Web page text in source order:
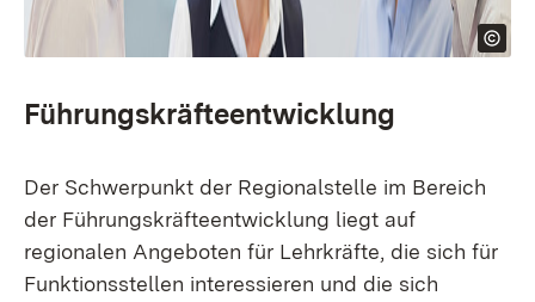
Führungskräfteentwicklung
Der Schwerpunkt der Regionalstelle im Bereich
der Führungskräfteentwicklung liegt auf
regionalen Angeboten für Lehrkräfte, die sich für
Funktionsstellen interessieren und die sich